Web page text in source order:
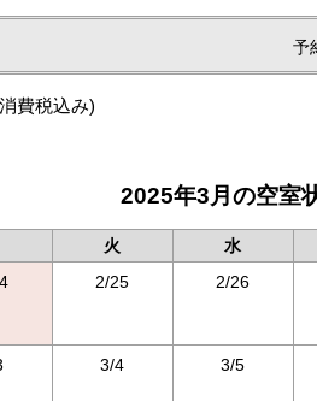
予
費税込み)
2025年3月の空室
火 水
2/25 2/26
3/4 3/5